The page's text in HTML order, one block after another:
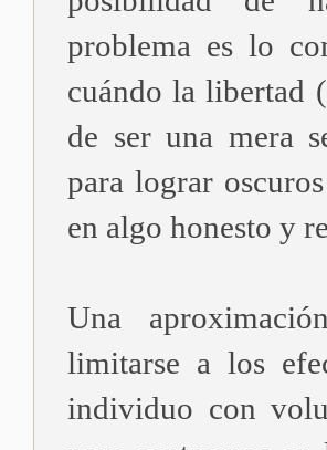
problema es lo
cuándo la libertad
de ser una mera
para lograr
en algo honesto y
Una
limitarse a los
individuo con